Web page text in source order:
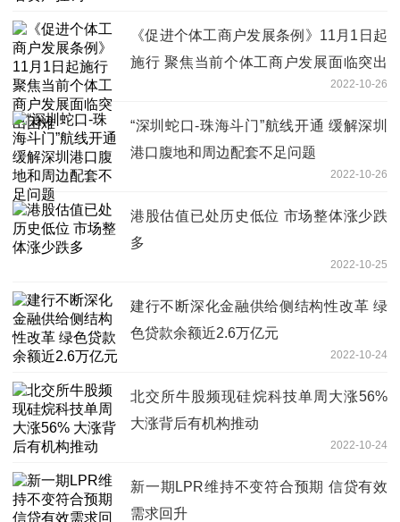
《促进个体工商户发展条例》11月1日起
施行 聚焦当前个体工商户发展面临突出
2022-10-26
“深圳蛇口-珠海斗门”航线开通 缓解深圳
港口腹地和周边配套不足问题
2022-10-26
港股估值已处历史低位 市场整体涨少跌
多
2022-10-25
建行不断深化金融供给侧结构性改革 绿
色贷款余额近2.6万亿元
2022-10-24
北交所牛股频现硅烷科技单周大涨56%
大涨背后有机构推动
2022-10-24
新一期LPR维持不变符合预期 信贷有效
需求回升